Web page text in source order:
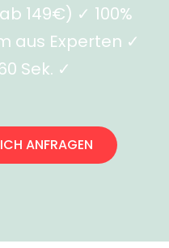
149€) ✓ 100%
aus Experten ✓
Sek. ✓
ANFRAGEN